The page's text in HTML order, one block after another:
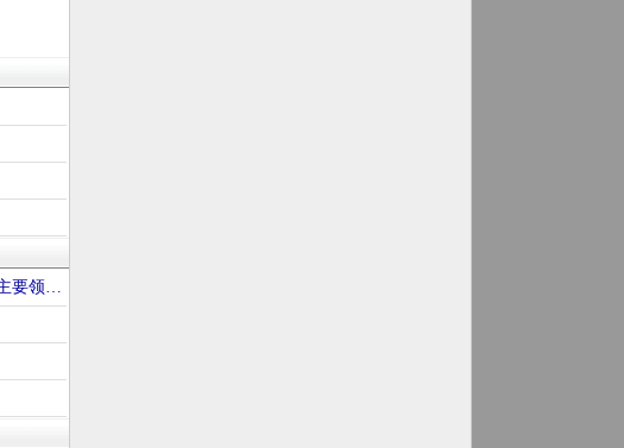
孙中山 (1866～1925) 孙文，南粤先贤，中华民国主要领导人